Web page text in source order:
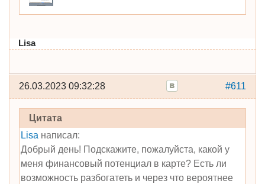
Lisa
#611
26.03.2023 09:32:28
Цитата
Lisa написал:
Добрый день! Подскажите, пожалуйста, какой у
меня финансовый потенциал в карте? Есть ли
возможность разбогатеть и через что вероятнее